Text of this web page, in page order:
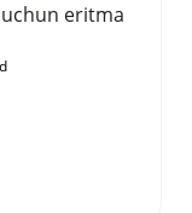
eritma